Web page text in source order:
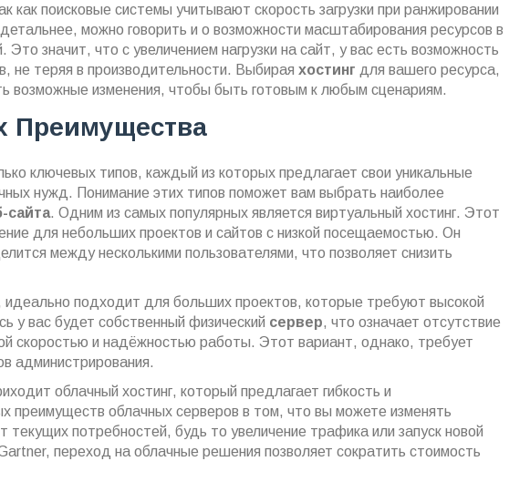
как поисковые системы учитывают скорость загрузки при ранжировании
можно говорить и о возможности масштабирования ресурсов в
Это значит, что с увеличением нагрузки на сайт, у вас есть возможность
не теряя в производительности. Выбирая хостинг для вашего ресурса,
возможные изменения, чтобы быть готовым к любым сценариям.
Преимущества
ключевых типов, каждый из которых предлагает свои уникальные
нужд. Понимание этих типов поможет вам выбрать наиболее
сайта. Одним из самых популярных является виртуальный хостинг. Этот
для небольших проектов и сайтов с низкой посещаемостью. Он
между несколькими пользователями, что позволяет снизить
подходит для больших проектов, которые требуют высокой
у вас будет собственный физический сервер, что означает отсутствие
скоростью и надёжностью работы. Этот вариант, однако, требует
администрирования.
облачный хостинг, который предлагает гибкость и
преимуществ облачных серверов в том, что вы можете изменять
текущих потребностей, будь то увеличение трафика или запуск новой
переход на облачные решения позволяет сократить стоимость